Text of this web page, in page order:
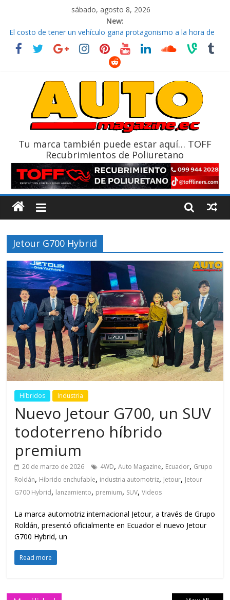
sábado, agosto 8, 2026
New:
El costo de tener un vehículo gana protagonismo a la hora de
decidir
Ultima película ‘Spider‑Man: Brand New Day’ pone en escena a
La Vuelta al Ecuador 2026, edición 47ª, recorre 7 provincias en 8
La FEDAK recibe 12 Sinotruk Bolden para cubrir las rutas de La
Tu marca también puede estar aquí… TOFF
Recubrimientos de Poliuretano
Jetour G700 Hybrid
Híbridos Industria
Nuevo Jetour G700, un SUV
todoterreno híbrido
premium
20 de marzo de 2026 4WD,Auto Magazine, Ecuador, Grupo
Roldán, Híbrido enchufable, industria automotriz, Jetour, Jetour
G700 Hybrid, lanzamiento, premium, SUV,Videos
La marca automotriz internacional Jetour, a través de Grupo
Roldán, presentó oficialmente en Ecuador el nuevo Jetour
G700 Hybrid, un
Read more